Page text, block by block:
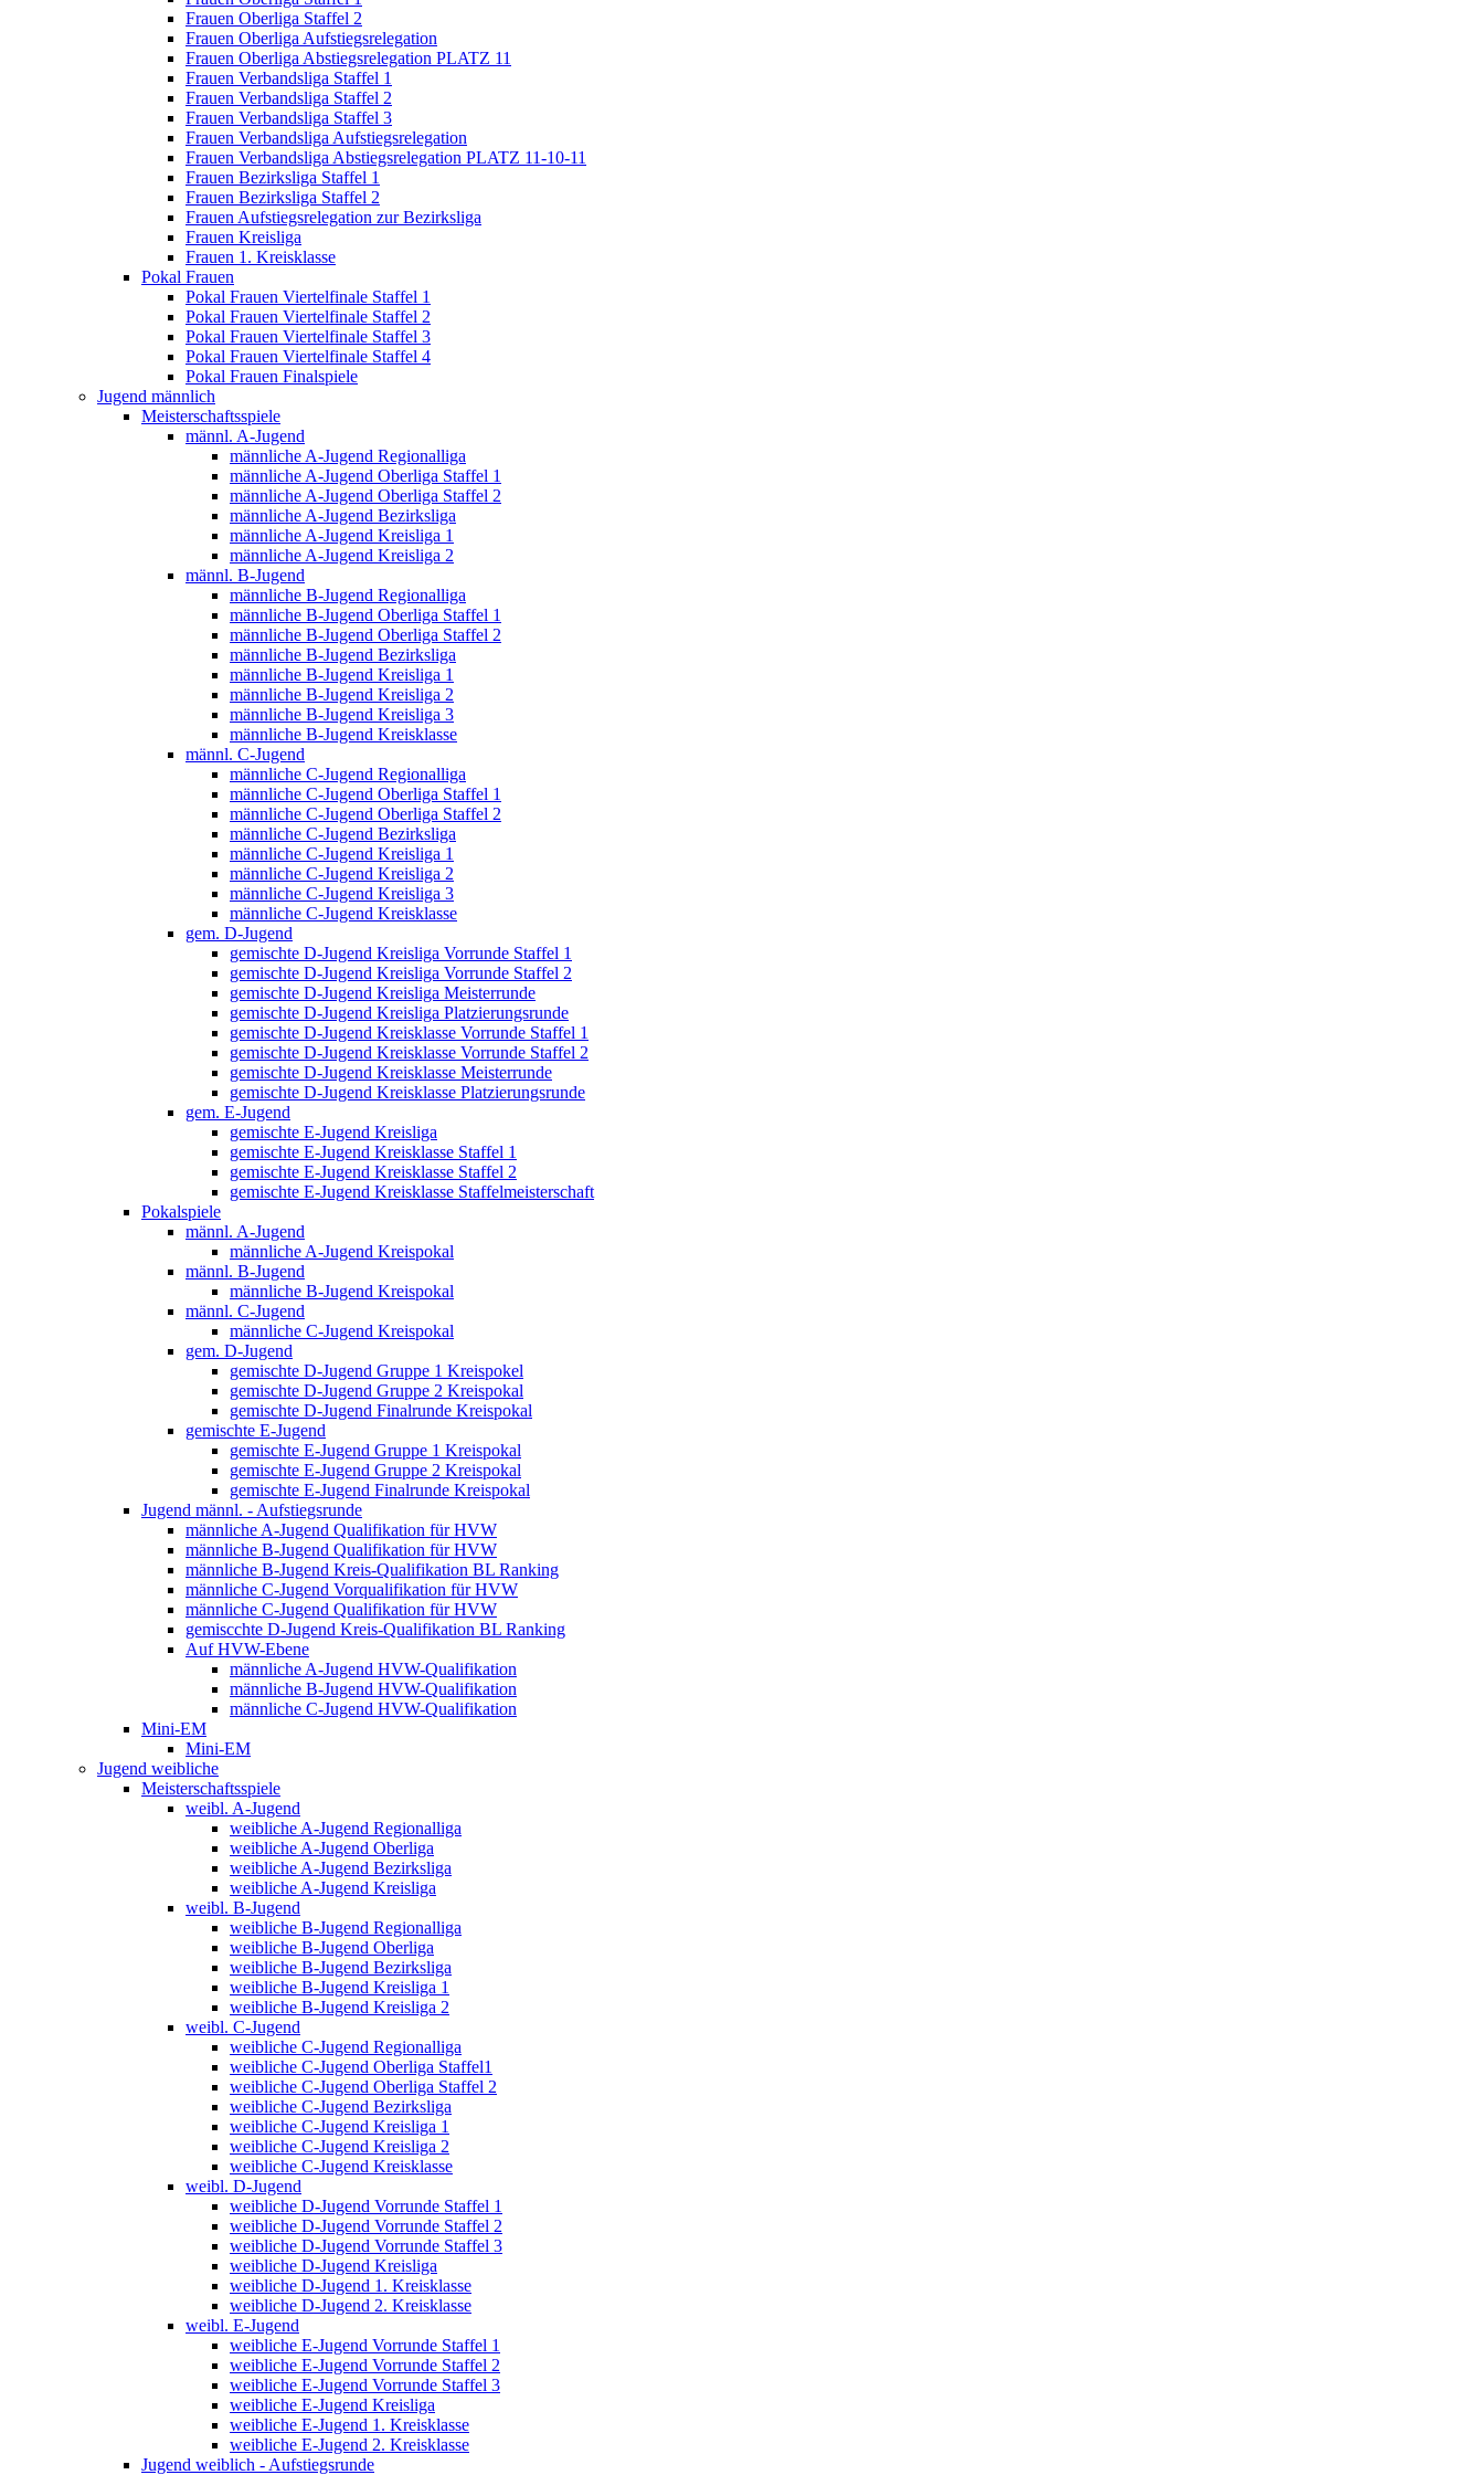
Frauen Oberliga Staffel 2
Frauen Oberliga Aufstiegsrelegation
Frauen Oberliga Abstiegsrelegation PLATZ 11
Frauen Verbandsliga Staffel 1
Frauen Verbandsliga Staffel 2
Frauen Verbandsliga Staffel 3
Frauen Verbandsliga Aufstiegsrelegation
Frauen Verbandsliga Abstiegsrelegation PLATZ 11-10-11
Frauen Bezirksliga Staffel 1
Frauen Bezirksliga Staffel 2
Frauen Aufstiegsrelegation zur Bezirksliga
Frauen Kreisliga
Frauen 1. Kreisklasse
Pokal Frauen
Pokal Frauen Viertelfinale Staffel 1
Pokal Frauen Viertelfinale Staffel 2
Pokal Frauen Viertelfinale Staffel 3
Pokal Frauen Viertelfinale Staffel 4
Pokal Frauen Finalspiele
Jugend männlich
Meisterschaftsspiele
männl. A-Jugend
männliche A-Jugend Regionalliga
männliche A-Jugend Oberliga Staffel 1
männliche A-Jugend Oberliga Staffel 2
männliche A-Jugend Bezirksliga
männliche A-Jugend Kreisliga 1
männliche A-Jugend Kreisliga 2
männl. B-Jugend
männliche B-Jugend Regionalliga
männliche B-Jugend Oberliga Staffel 1
männliche B-Jugend Oberliga Staffel 2
männliche B-Jugend Bezirksliga
männliche B-Jugend Kreisliga 1
männliche B-Jugend Kreisliga 2
männliche B-Jugend Kreisliga 3
männliche B-Jugend Kreisklasse
männl. C-Jugend
männliche C-Jugend Regionalliga
männliche C-Jugend Oberliga Staffel 1
männliche C-Jugend Oberliga Staffel 2
männliche C-Jugend Bezirksliga
männliche C-Jugend Kreisliga 1
männliche C-Jugend Kreisliga 2
männliche C-Jugend Kreisliga 3
männliche C-Jugend Kreisklasse
gem. D-Jugend
gemischte D-Jugend Kreisliga Vorrunde Staffel 1
gemischte D-Jugend Kreisliga Vorrunde Staffel 2
gemischte D-Jugend Kreisliga Meisterrunde
gemischte D-Jugend Kreisliga Platzierungsrunde
gemischte D-Jugend Kreisklasse Vorrunde Staffel 1
gemischte D-Jugend Kreisklasse Vorrunde Staffel 2
gemischte D-Jugend Kreisklasse Meisterrunde
gemischte D-Jugend Kreisklasse Platzierungsrunde
gem. E-Jugend
gemischte E-Jugend Kreisliga
gemischte E-Jugend Kreisklasse Staffel 1
gemischte E-Jugend Kreisklasse Staffel 2
gemischte E-Jugend Kreisklasse Staffelmeisterschaft
Pokalspiele
männl. A-Jugend
männliche A-Jugend Kreispokal
männl. B-Jugend
männliche B-Jugend Kreispokal
männl. C-Jugend
männliche C-Jugend Kreispokal
gem. D-Jugend
gemischte D-Jugend Gruppe 1 Kreispokel
gemischte D-Jugend Gruppe 2 Kreispokal
gemischte D-Jugend Finalrunde Kreispokal
gemischte E-Jugend
gemischte E-Jugend Gruppe 1 Kreispokal
gemischte E-Jugend Gruppe 2 Kreispokal
gemischte E-Jugend Finalrunde Kreispokal
Jugend männl. - Aufstiegsrunde
männliche A-Jugend Qualifikation für HVW
männliche B-Jugend Qualifikation für HVW
männliche B-Jugend Kreis-Qualifikation BL Ranking
männliche C-Jugend Vorqualifikation für HVW
männliche C-Jugend Qualifikation für HVW
gemiscchte D-Jugend Kreis-Qualifikation BL Ranking
Auf HVW-Ebene
männliche A-Jugend HVW-Qualifikation
männliche B-Jugend HVW-Qualifikation
männliche C-Jugend HVW-Qualifikation
Mini-EM
Mini-EM
Jugend weibliche
Meisterschaftsspiele
weibl. A-Jugend
weibliche A-Jugend Regionalliga
weibliche A-Jugend Oberliga
weibliche A-Jugend Bezirksliga
weibliche A-Jugend Kreisliga
weibl. B-Jugend
weibliche B-Jugend Regionalliga
weibliche B-Jugend Oberliga
weibliche B-Jugend Bezirksliga
weibliche B-Jugend Kreisliga 1
weibliche B-Jugend Kreisliga 2
weibl. C-Jugend
weibliche C-Jugend Regionalliga
weibliche C-Jugend Oberliga Staffel1
weibliche C-Jugend Oberliga Staffel 2
weibliche C-Jugend Bezirksliga
weibliche C-Jugend Kreisliga 1
weibliche C-Jugend Kreisliga 2
weibliche C-Jugend Kreisklasse
weibl. D-Jugend
weibliche D-Jugend Vorrunde Staffel 1
weibliche D-Jugend Vorrunde Staffel 2
weibliche D-Jugend Vorrunde Staffel 3
weibliche D-Jugend Kreisliga
weibliche D-Jugend 1. Kreisklasse
weibliche D-Jugend 2. Kreisklasse
weibl. E-Jugend
weibliche E-Jugend Vorrunde Staffel 1
weibliche E-Jugend Vorrunde Staffel 2
weibliche E-Jugend Vorrunde Staffel 3
weibliche E-Jugend Kreisliga
weibliche E-Jugend 1. Kreisklasse
weibliche E-Jugend 2. Kreisklasse
Jugend weiblich - Aufstiegsrunde